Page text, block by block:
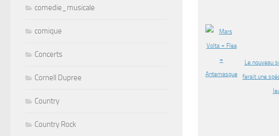
Le nouveau
ferait une
comedie_musicale
comique
Concerts
Cornell Dupree
Country
Country Rock